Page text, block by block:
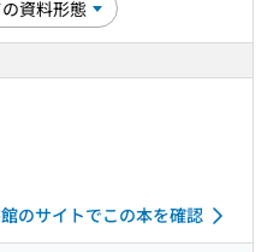
のサイトでこの本を確認